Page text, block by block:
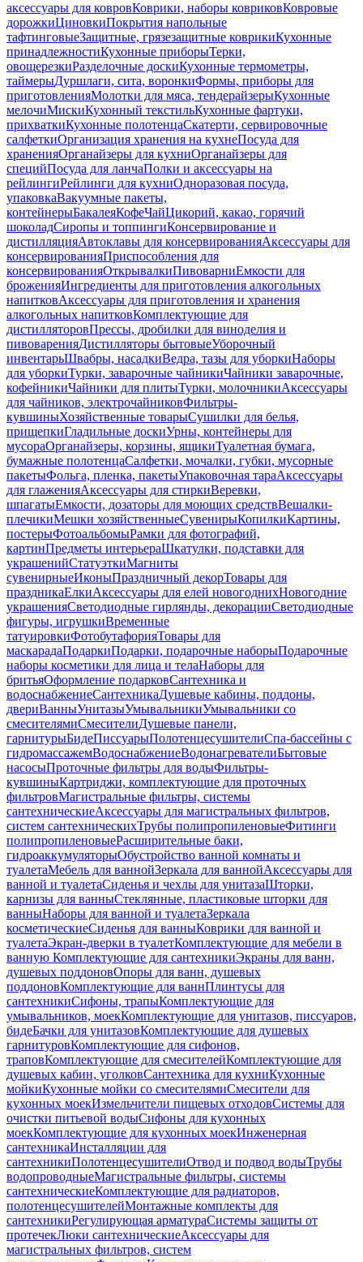
аксессуары для ковровКоврики, наборы ковриковКовровые
дорожкиЦиновкиПокрытия напольные
тафтинговыеЗащитные, грязезащитные коврикиКухонные
принадлежностиКухонные приборыТерки,
овощерезкиРазделочные доскиКухонные термометры,
таймерыДуршлаги, сита, воронкиФормы, приборы для
приготовленияМолотки для мяса, тендерайзерыКухонные
мелочиМискиКухонный текстильКухонные фартуки,
прихваткиКухонные полотенцаСкатерти, сервировочные
салфеткиОрганизация хранения на кухнеПосуда для
храненияОрганайзеры для кухниОрганайзеры для
специйПосуда для ланчаПолки и аксессуары на
рейлингиРейлинги для кухниОдноразовая посуда,
упаковкаВакуумные пакеты,
контейнерыБакалеяКофеЧайЦикорий, какао, горячий
шоколадСиропы и топпингиКонсервирование и
дистилляцияАвтоклавы для консервированияАксессуары для
консервированияПриспособления для
консервированияОткрывалкиПивоварниЕмкости для
броженияИнгредиенты для приготовления алкогольных
напитковАксессуары для приготовления и хранения
алкогольных напитковКомплектующие для
дистилляторовПрессы, дробилки для виноделия и
пивоваренияДистилляторы бытовыеУборочный
инвентарьШвабры, насадкиВедра, тазы для уборкиНаборы
для уборкиТурки, заварочные чайникиЧайники заварочные,
кофейникиЧайники для плитыТурки, молочникиАксессуары
для чайников, электрочайниковФильтры-
кувшиныХозяйственные товарыСушилки для белья,
прищепкиГладильные доскиУрны, контейнеры для
мусораОрганайзеры, корзины, ящикиТуалетная бумага,
бумажные полотенцаСалфетки, мочалки, губки, мусорные
пакетыФольга, пленка, пакетыУпаковочная тараАксессуары
для глаженияАксессуары для стиркиВеревки,
шпагатыЕмкости, дозаторы для моющих средствВешалки-
плечикиМешки хозяйственныеСувенирыКопилкиКартины,
постерыФотоальбомыРамки для фотографий,
картинПредметы интерьераШкатулки, подставки для
украшенийСтатуэткиМагниты
сувенирныеИконыПраздничный декорТовары для
праздникаЕлкиАксессуары для елей новогоднихНовогодние
украшенияСветодиодные гирлянды, декорацииСветодиодные
фигуры, игрушкиВременные
татуировкиФотобутафорияТовары для
маскарадаПодаркиПодарки, подарочные наборыПодарочные
наборы косметики для лица и телаНаборы для
бритьяОформление подарковСантехника и
водоснабжениеСантехникаДушевые кабины, поддоны,
двериВанныУнитазыУмывальникиУмывальники со
смесителямиСмесителиДушевые панели,
гарнитурыБидеПиссуарыПолотенцесушителиСпа-бассейны с
гидромассажемВодоснабжениеВодонагревателиБытовые
насосыПроточные фильтры для водыФильтры-
кувшиныКартриджи, комплектующие для проточных
фильтровМагистральные фильтры, системы
сантехническиеАксессуары для магистральных фильтров,
систем сантехническихТрубы полипропиленовыеФитинги
полипропиленовыеРасширительные баки,
гидроаккумуляторыОбустройство ванной комнаты и
туалетаМебель для ваннойЗеркала для ваннойАксессуары для
ванной и туалетаСиденья и чехлы для унитазаШторки,
карнизы для ванныСтеклянные, пластиковые шторки для
ванныНаборы для ванной и туалетаЗеркала
косметическиеСиденья для ванныКоврики для ванной и
туалетаЭкран-дверки в туалетКомплектующие для мебели в
ванную Комплектующие для сантехникиЭкраны для ванн,
душевых поддоновОпоры для ванн, душевых
поддоновКомплектующие для ваннПлинтусы для
сантехникиСифоны, трапыКомплектующие для
умывальников, моекКомплектующие для унитазов, писсуаров,
бидеБачки для унитазовКомплектующие для душевых
гарнитуровКомплектующие для сифонов,
траповКомплектующие для смесителейКомплектующие для
душевых кабин, уголковСантехника для кухниКухонные
мойкиКухонные мойки со смесителямиСмесители для
кухонных моекИзмельчители пищевых отходовСистемы для
очистки питьевой водыСифоны для кухонных
моекКомплектующие для кухонных моекИнженерная
сантехникаИнсталляции для
сантехникиПолотенцесушителиОтвод и подвод водыТрубы
водопроводныеМагистральные фильтры, системы
сантехническиеКомплектующие для радиаторов,
полотенцесушителейМонтажные комплекты для
сантехникиРегулирующая арматураСистемы защиты от
протечекЛюки сантехническиеАксессуары для
магистральных фильтров, систем